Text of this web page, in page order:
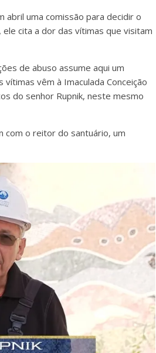
abril uma comissão para decidir o
cita a dor das vítimas que visitam
de abuso assume aqui um
vêm à Imaculada Conceição
do senhor Rupnik, neste mesmo
com o reitor do santuário, um